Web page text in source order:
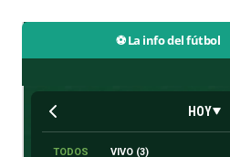
⚽ La info del fútbol